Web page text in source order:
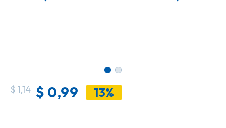
$1,14 $ 0,99 13%